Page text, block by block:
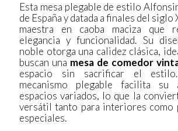
Esta mesa plegable de estilo
de España y datada a finales del siglo
maestra en caoba maciza que
elegancia y funcionalidad. Su
noble otorga una calidez clásica,
buscan una mesa de comedor
espacio sin sacrificar el
mecanismo plegable facilita su
espacios variados, lo que la
versátil tanto para interiores como
especiales.